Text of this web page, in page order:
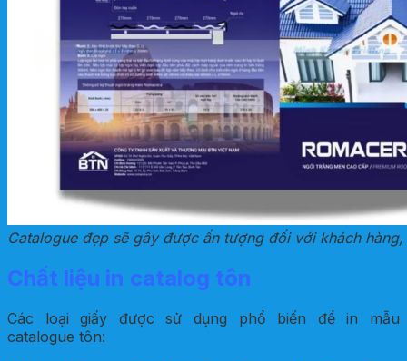
Catalogue đẹp sẽ gây được ấn tượng đối với khách
Chất liệu in catalog tôn
Các loại giấy được sử dụng phổ biến để in mẫu
catalogue tôn: